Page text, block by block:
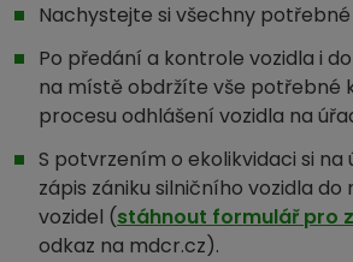
Nachystejte si všechny potřebné
Po předání a kontrole vozidla i
na místě obdržíte vše potřebné
procesu odhlášení vozidla na
S potvrzením o ekolikvidaci si
zápis zániku silničního vozidla
vozidel (stáhnout formulář pro
odkaz na mdcr.cz).